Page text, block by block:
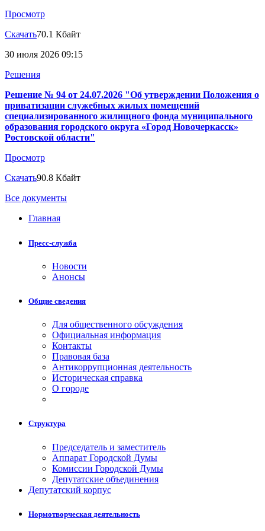
Просмотр
Скачать70.1 Кбайт
30 июля 2026 09:15
Решения
Решение № 94 от 24.07.2026 "Об утверждении Положения о
приватизации служебных жилых помещений
специализированного жилищного фонда муниципального
образования городского округа «Город Новочеркасск»
Ростовской области"
Просмотр
Скачать90.8 Кбайт
Все документы
Главная
Пресс-служба
Новости
Анонсы
Общие сведения
Для общественного обсуждения
Официальная информация
Контакты
Правовая база
Антикоррупционная деятельность
Историческая справка
О городе
Структура
Председатель и заместитель
Аппарат Городской Думы
Комиссии Городской Думы
Депутатские объединения
Депутатский корпус
Нормотворческая деятельность